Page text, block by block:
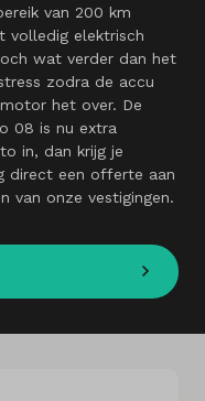
van 200 km
volledig elektrisch
wat verder dan het
zodra de accu
het over. De
08 is nu extra
in, dan krijg je
direct een offerte aan
van onze vestigingen.